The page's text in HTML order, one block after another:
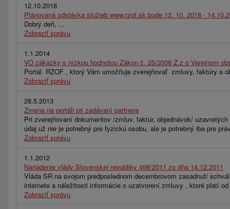
12.10.2018
Plánovaná odstávka služieb www.rzof.sk bude 13. 10. 2018 -
Dobrý deň, ...
Zobraziť správu
1.1.2014
VO zákazky s nízkou hodnotou Zákon č. 25/2006 Z.z o Verejnom
Portál RZOF , ktorý Vám umožňuje zverejňovať zmluvy, faktúry a
Zobraziť správu
28.5.2013
Zmena na portáli pri zadávaní partnera
Pri zverejňovaní dokumentov /zmluv, faktúr, objednávok/
údaj už nie je potrebný pre fyzickú osobu, ale je potrebný iba pre
Zobraziť správu
1.1.2012
Nariadenie vlády Slovenskej republiky 498/2011 zo dňa 14.12.2011
Vláda SR na svojom predposlednom decembrovom zasadnutí
internete a náležitosti informácie o uzatvorení zmluvy , ktoré platí
Zobraziť správu